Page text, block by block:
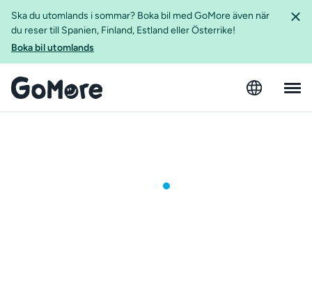
Ska du utomlands i sommar? Boka bil med GoMore även när
du reser till Spanien, Finland, Estland eller Österrike!
Boka bil utomlands